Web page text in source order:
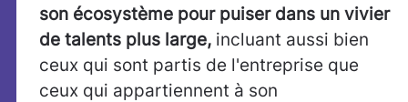
son écosystème pour puiser dans un vivier
de talents plus large, incluant aussi bien
ceux qui sont partis de l'entreprise que
ceux qui appartiennent à son